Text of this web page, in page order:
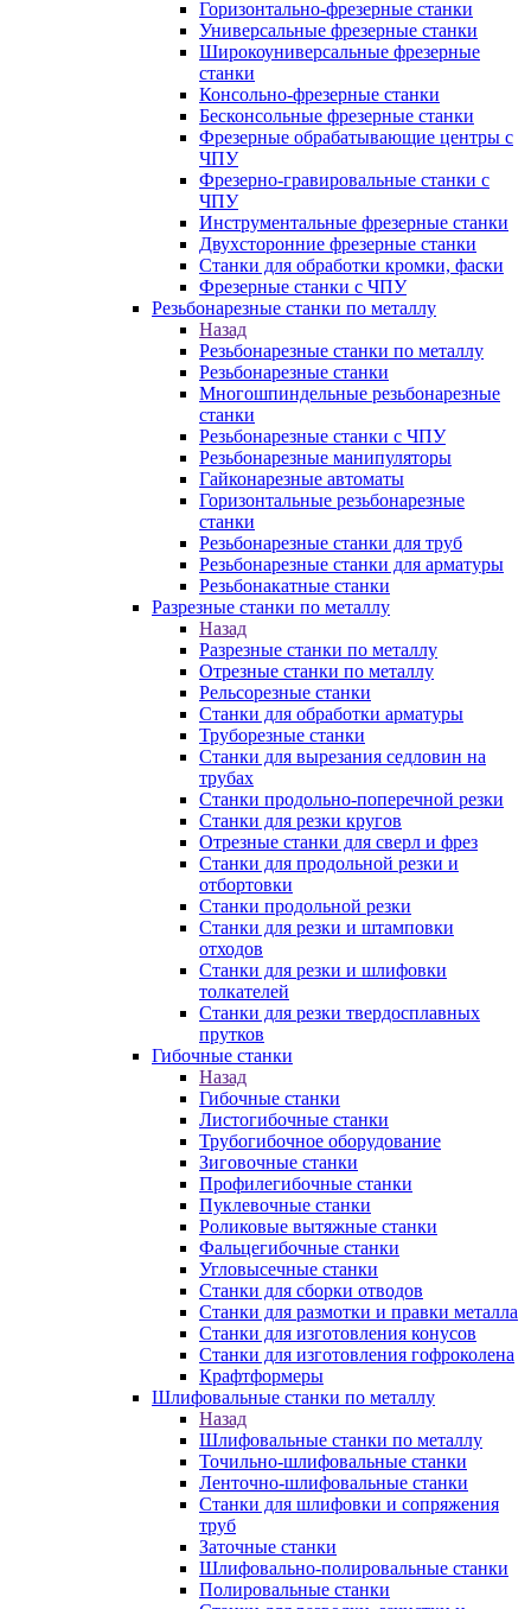
Горизонтально-фрезерные станки
Универсальные фрезерные станки
Широкоуниверсальные фрезерные
станки
Консольно-фрезерные станки
Бесконсольные фрезерные станки
Фрезерные обрабатывающие центры с
ЧПУ
Фрезерно-гравировальные станки с
ЧПУ
Инструментальные фрезерные станки
Двухсторонние фрезерные станки
Станки для обработки кромки, фаски
Фрезерные станки с ЧПУ
Резьбонарезные станки по металлу
Назад
Резьбонарезные станки по металлу
Резьбонарезные станки
Многошпиндельные резьбонарезные
станки
Резьбонарезные станки с ЧПУ
Резьбонарезные манипуляторы
Гайконарезные автоматы
Горизонтальные резьбонарезные
станки
Резьбонарезные станки для труб
Резьбонарезные станки для арматуры
Резьбонакатные станки
Разрезные станки по металлу
Назад
Разрезные станки по металлу
Отрезные станки по металлу
Рельсорезные станки
Станки для обработки арматуры
Труборезные станки
Станки для вырезания седловин на
трубаx
Станки продольно-поперечной резки
Станки для резки кругов
Отрезные станки для сверл и фрез
Станки для продольной резки и
отбортовки
Станки продольной резки
Станки для резки и штамповки
отходов
Станки для резки и шлифовки
толкателей
Станки для резки твердосплавных
прутков
Гибочные станки
Назад
Гибочные станки
Листогибочные станки
Трубогибочное оборудование
Зиговочные станки
Профилегибочные станки
Пуклевочные станки
Роликовые вытяжные станки
Фальцегибочные станки
Угловысечные станки
Станки для сборки отводов
Станки для размотки и правки металла
Станки для изготовления конусов
Станки для изготовления гофроколена
Крафтформеры
Шлифовальные станки по металлу
Назад
Шлифовальные станки по металлу
Точильно-шлифовальные станки
Ленточно-шлифовальные станки
Станки для шлифовки и сопряжения
труб
Заточные станки
Шлифовально-полировальные станки
Полировальные станки